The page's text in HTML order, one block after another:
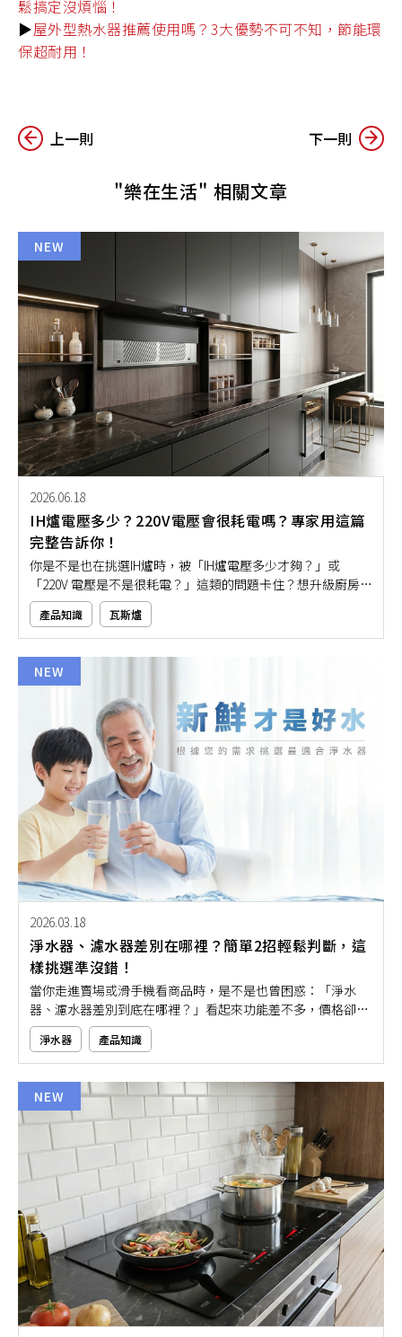
鬆搞定沒煩惱！
▶️屋外型熱水器推薦使用嗎？3大優勢不可不知，節能環
保超耐用！
上一則 下一則
"樂在生活" 相關文章
NEW
2026.06.18
IH爐電壓多少？220V電壓會很耗電嗎？專家用這篇
完整告訴你！
你是不是也在挑選IH爐時，被「IH爐電壓多少才夠？」或
「220V 電壓是不是很耗電？」這類的問題卡住？想升級廚房設
備，卻又怕家裡電路不夠、用到一半跳電，或不小心選到太耗
電的款式。其實，IH爐電壓該怎麼選，重點在於你的使用烹飪
需求與家中電路配置。就讓本文用簡單又好懂的方式帶大家一
起搞懂IH爐電壓規格，讓你安心選購不盲猜！
產品知識 瓦斯爐
NEW
2026.03.18
淨水器、濾水器差別在哪裡？簡單2招輕鬆判斷，這
樣挑選準沒錯！
當你走進賣場或滑手機看商品時，是不是也曾困惑：「淨水
器、濾水器差別到底在哪裡？」看起來功能差不多，價格卻差
很大，到底要怎麼挑才不會買錯？其實只要掌握幾個簡單判斷
原則，就能輕鬆分辨這兩者的功能與適用情境。本文將帶大家
用簡單3招，一次搞懂淨水器與濾水器的實際差別，幫助你根
據需求選對產品，不再被複雜的專有名詞弄得一頭霧水！
淨水器 產品知識
NEW